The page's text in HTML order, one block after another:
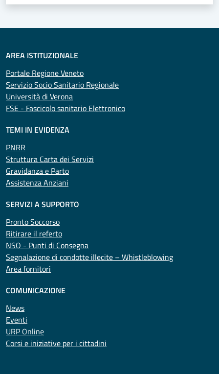
AREA ISTITUZIONALE
Portale Regione Veneto
Servizio Socio Sanitario Regionale
Università di Verona
FSE - Fascicolo sanitario Elettronico
TEMI IN EVIDENZA
PNRR
Struttura Carta dei Servizi
Gravidanza e Parto
Assistenza Anziani
SERVIZI A SUPPORTO
Pronto Soccorso
Ritirare il referto
NSO - Punti di Consegna
Segnalazione di condotte illecite – Whistleblowing
Area fornitori
COMUNICAZIONE
News
Eventi
URP Online
Corsi e iniziative per i cittadini